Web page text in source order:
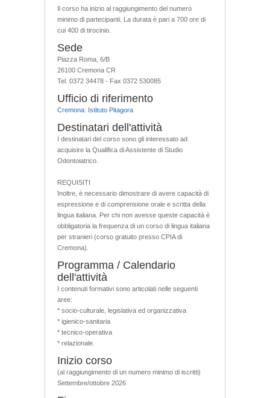
Il corso ha inizio al raggiungimento del numero
minimo di partecipanti. La durata è pari a 700 ore di
cui 400 di tirocinio.
Sede
Piazza Roma, 6/B
26100 Cremona CR
Tel. 0372 34478 - Fax 0372 530085
Ufficio di riferimento
Cremona: Istituto Pitagora
Destinatari dell'attività
I destinatari del corso sono gli interessato ad
acquisire la Qualifica di Assistente di Studio
Odontoiatrico.
REQUISITI
Inoltre, è necessario dimostrare di avere capacità di
espressione e di comprensione orale e scritta della
lingua italiana. Per chi non avesse queste capacità è
obbligatoria la frequenza di un corso di lingua italiana
per stranieri (corso gratuito presso CPIA di
Cremona).
Programma / Calendario
dell'attività
I contenuti formativi sono articolati nelle seguenti
aree:
* socio-culturale, legislativa ed organizzativa
* igienico-sanitaria
* tecnico-operativa
* relazionale.
Inizio corso
(al raggiungimento di un numero minimo di iscritti)
Settembre/ottobre 2026